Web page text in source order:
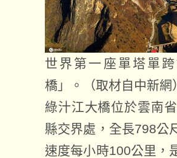
世界第一座單塔單
橋」。（取材自中新網
綠汁江大橋位於雲南
縣交界處，全長798公
速度每小時100公里，